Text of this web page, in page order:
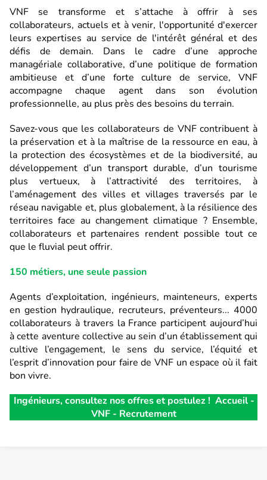
VNF se transforme et s’attache à offrir à ses
collaborateurs, actuels et à venir, l'opportunité d'exercer
leurs expertises au service de l'intérêt général et des
défis de demain. Dans le cadre d’une approche
managériale collaborative, d’une politique de formation
ambitieuse et d’une forte culture de service, VNF
accompagne chaque agent dans son évolution
professionnelle, au plus près des besoins du terrain.
Savez-vous que les collaborateurs de VNF contribuent à
la préservation et à la maîtrise de la ressource en eau, à
la protection des écosystèmes et de la biodiversité, au
développement d’un transport durable, d’un tourisme
plus vertueux, à l’attractivité des territoires, à
l’aménagement des villes et villages traversés par le
réseau navigable et, plus globalement, à la résilience des
territoires face au changement climatique ? Ensemble,
collaborateurs et partenaires rendent possible tout ce
que le fluvial peut offrir.
150 métiers, une seule passion
Agents d’exploitation, ingénieurs, mainteneurs, experts
en gestion hydraulique, recruteurs, préventeurs... 4000
collaborateurs à travers la France participent aujourd’hui
à cette aventure collective au sein d’un établissement qui
cultive l’engagement, le sens du service, l’équité et
l’esprit d’innovation pour faire de VNF un espace où il fait
bon vivre.
Ingénieurs, consultez nos offres et postulez ! Accueil -
VNF - Recrutement